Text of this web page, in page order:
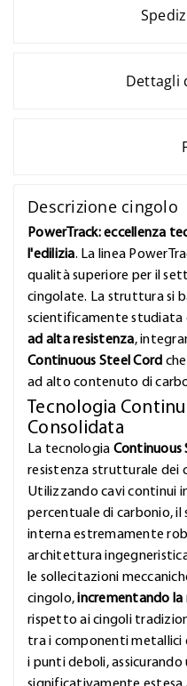
Dettagli
Descrizione cingolo
PowerTrack: eccellenza
l'edilizia. La linea
qualità superiore per il
cingolate. La struttura si
scientificamente studiata
ad alta resistenza,
Continuous Steel Cord
ad alto contenuto di
Tecnologia
Consolidata
La tecnologia Continuous
resistenza strutturale dei
Utilizzando cavi continui
percentuale di carbonio,
interna estremamente
architettura
le sollecitazioni
cingolo,incrementando
rispetto ai cingoli
tra i componenti metallici
i punti deboli,